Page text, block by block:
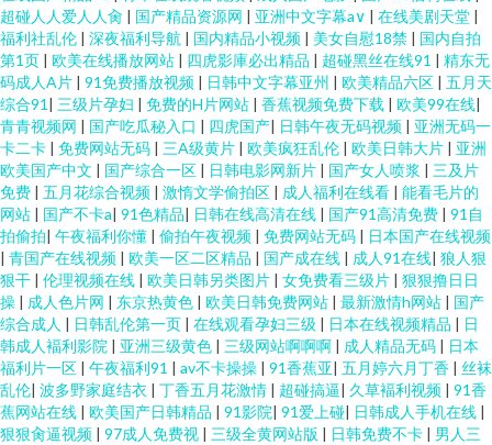
超碰人人爱人人肏 | 国产精品资源网 | 亚洲中文字幕a∨ | 在线美剧天堂 |
福利社乱伦 | 深夜福利导航 | 国内精品小视频 | 美女自慰18禁 | 国内自拍
第1页 | 欧美在线播放网站 | 四虎影庫必出精品 | 超碰黑丝在线91 | 精东无
码成人A片 | 91免费播放视频 | 日韩中文字幕亚州 | 欧美精品六区 | 五月天
综合91 | 三级片孕妇 | 免费的H片网站 | 香蕉视频免费下载 | 欧美99在线|
青青视频网 | 国产吃瓜秘入口 | 四虎国产| 日韩午夜无码视频 | 亚洲无码一
卡二卡 | 免费网站无码 | 三A级黄片 | 欧美疯狂乱伦 | 欧美日韩大片 | 亚洲
欧美国产中文 | 国产综合一区 | 日韩电影网新片 | 国产女人喷浆 | 三及片
免费 | 五月花综合视频 | 激惰文学偷拍区 | 成人福利在线看 | 能看毛片的
网站 | 国产不卡a| 91色精品| 日韩在线高清在线 | 国产91高清免费 | 91自
拍偷拍| 午夜福利你懂 | 偷拍午夜视频 | 免费网站无码 | 日本国产在线视频
| 青国产在线视频 | 欧美一区二区精品 | 国产成在线 | 成人91在线| 狼人狠
狠干 | 伦理视频在线 | 欧美日韩另类图片 | 女免费看三级片 | 狠狠撸日日
操 | 成人色片网 | 东京热黄色 | 欧美日韩免费网站 | 最新激情h网站 | 国产
综合成人 | 日韩乱伦第一页 | 在线观看孕妇三级 | 日本在线视频精品 | 日
韩成人褔利影院 | 亚洲三级黄色 | 三级网站啊啊啊 | 成人精品无码 | 日本
福利片一区 | 午夜福利91 | av不卡操操 | 91香蕉亚| 五月婷六月丁香 | 丝袜
乱伦| 波多野家庭结衣 | 丁香五月花激情 | 超碰搞逼| 久草褔利视频 | 91香
蕉网站在线 | 欧美国产日韩精品 | 91影院| 91爱上碰| 日韩成人手机在线 |
狠狠肏逼视频 | 97成人免费视 | 三级全黄网站版 | 日韩免费不卡 | 男人三